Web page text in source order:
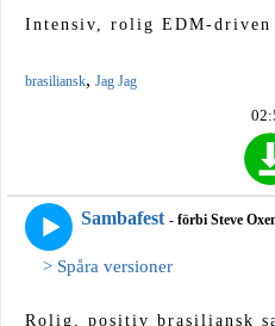
Intensiv, rolig EDM-driven
brasiliansk, Jag Jag
Sambafest - förbi Steve
> Spåra versioner
Rolig, positiv brasiliansk